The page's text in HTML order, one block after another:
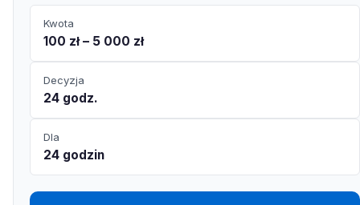
Kwota
100 zł – 5 000 zł
Decyzja
24 godz.
Dla
24 godzin